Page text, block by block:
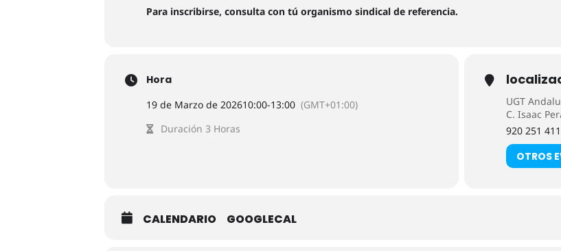
Para inscribirse, consulta con tú organismo sindical de referencia.
Hora
19 de Marzo de 202610:00-13:00 (GMT+01:00)
Duración 3 Horas
UGT
C. Isaac
920 251 411
OTROS
CALENDARIO GOOGLECAL